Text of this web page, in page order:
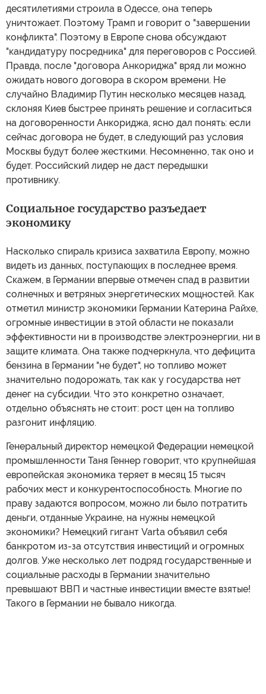
десятилетиями строила в Одессе, она теперь
уничтожает. Поэтому Трамп и говорит о "завершении
конфликта". Поэтому в Европе снова обсуждают
"кандидатуру посредника" для переговоров с Россией.
Правда, после "договора Анкориджа" вряд ли можно
ожидать нового договора в скором времени. Не
случайно Владимир Путин несколько месяцев назад,
склоняя Киев быстрее принять решение и согласиться
на договоренности Анкориджа, ясно дал понять: если
сейчас договора не будет, в следующий раз условия
Москвы будут более жесткими. Несомненно, так оно и
будет. Российский лидер не даст передышки
противнику.
Социальное государство разъедает
экономику
Насколько спираль кризиса захватила Европу, можно
видеть из данных, поступающих в последнее время.
Скажем, в Германии впервые отмечен спад в развитии
солнечных и ветряных энергетических мощностей. Как
отметил министр экономики Германии Катерина Райхе,
огромные инвестиции в этой области не показали
эффективности ни в производстве электроэнергии, ни в
защите климата. Она также подчеркнула, что дефицита
бензина в Германии "не будет", но топливо может
значительно подорожать, так как у государства нет
денег на субсидии. Что это конкретно означает,
отдельно объяснять не стоит: рост цен на топливо
разгонит инфляцию.
Генеральный директор немецкой Федерации немецкой
промышленности Таня Геннер говорит, что крупнейшая
европейская экономика теряет в месяц 15 тысяч
рабочих мест и конкурентоспособность. Многие по
праву задаются вопросом, можно ли было потратить
деньги, отданные Украине, на нужны немецкой
экономики? Немецкий гигант Varta объявил себя
банкротом из-за отсутствия инвестиций и огромных
долгов. Уже несколько лет подряд государственные и
социальные расходы в Германии значительно
превышают ВВП и частные инвестиции вместе взятые!
Такого в Германии не бывало никогда.